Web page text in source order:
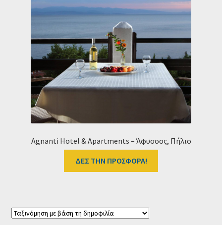
Ταμείο
HOME
Agnanti Hotel & Apartments – Άφυσσος, Πήλιο
ΔΕΣ ΤΗΝ ΠΡΟΣΦΟΡΑ!